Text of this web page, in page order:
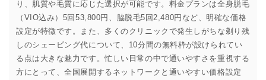
り、肌質や毛質に応じた選択が可能です。料金プランは全身脱毛
（VIO込み）5回53,800円、脇脱毛5回2,480円など、明確な価格
設定が特徴です。また、多くのクリニックで発生しがちな剃り残
しのシェービング代について、10分間の無料枠が設けられてい
る点は大きな魅力です。忙しい日常の中で通いやすさを重視する
方にとって、全国展開するネットワークと通いやすい価格設定